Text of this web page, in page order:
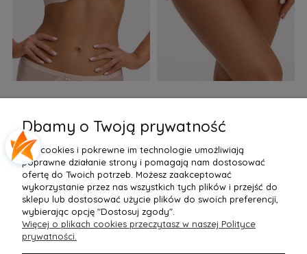
155,99 zł
Do Koszyka »
77,99 zł
Do Koszyka »
POMOC
Dbamy o Twoją prywatność
Pliki cookies i pokrewne im technologie umożliwiają
poprawne działanie strony i pomagają nam dostosować
ofertę do Twoich potrzeb. Możesz zaakceptować
wykorzystanie przez nas wszystkich tych plików i przejść do
sklepu lub dostosować użycie plików do swoich preferencji,
wybierając opcję "Dostosuj zgody".
Więcej o plikach cookies przeczytasz w naszej Polityce
prywatności.